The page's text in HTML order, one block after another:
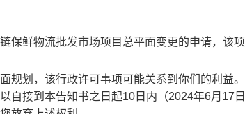
保鲜物流批发市场项目总平面变更的申请，该项
规划，该行政许可事项可能关系到你们的利益。
自接到本告知书之日起10日内（2024年6月17日